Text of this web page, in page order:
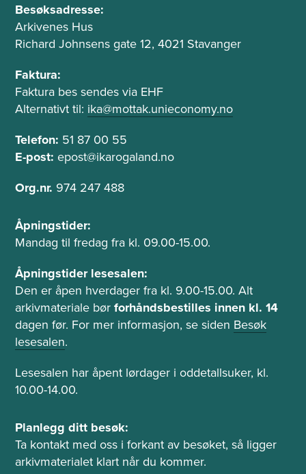
s
s
e
g
t
e
e
f
n
Besøksadresse:
Arkivenes Hus
Richard Johnsens gate 12, 4021 Stavanger
Faktura:
Faktura bes sendes via EHF
Alternativt til: ika@mottak.unieconomy.no
Telefon: 51 87 00 55
E-post: epost@ikarogaland.no
Org.nr. 974 247 488
Å
p
i
n
g
s
t
d
e
o
g
Åpningstider:
Mandag til fredag fra kl. 09.00-15.00.
Åpningstider lesesalen:
Den er åpen hverdager fra kl. 9.00-15.00. Alt
arkivmateriale børforhåndsbestilles innen kl. 14
dagen før. For mer informasjon, se siden Besøk
lesesalen.
Lesesalen har åpent lørdager i oddetallsuker, kl.
10.00-14.00.
P
l
a
Planlegg ditt besøk:
Ta kontakt med oss i forkant av besøket, så ligger
arkivmaterialet klart når du kommer.